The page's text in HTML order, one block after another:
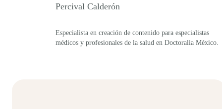
Percival Calderón
Especialista en creación de contenido para especialistas
médicos y profesionales de la salud en Doctoralia México.